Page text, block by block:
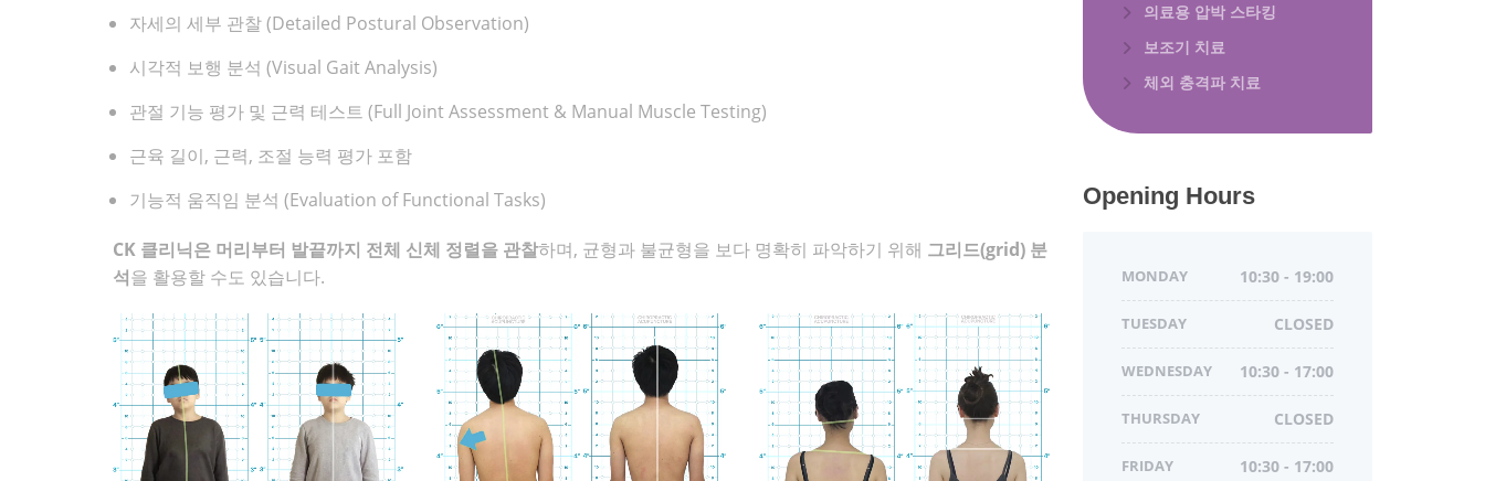
자세의 세부 관찰 (Detailed Postural Observation)
시각적 보행 분석 (Visual Gait Analysis)
관절 기능 평가 및 근력 테스트 (Full Joint Assessment & Manual Muscle Testing)
근육 길이, 근력, 조절 능력 평가 포함
기능적 움직임 분석 (Evaluation of Functional Tasks)
CK 클리닉은 머리부터 발끝까지 전체 신체 정렬을 관찰하며, 균형과 불균형을 보다 명확히 파악하기 위해 그리드(grid) 분
석을 활용할 수도 있습니다.
의료용 압박 스타킹
보조기 치료
체외 충격파 치료
Opening Hours
MONDAY 10:30 - 19:00
TUESDAY CLOSED
WEDNESDAY 10:30 - 17:00
THURSDAY CLOSED
FRIDAY 10:30 - 17:00